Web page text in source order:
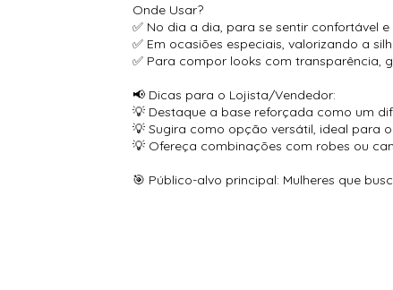
Onde Usar?
✅ No dia a dia, para se sentir confortável e
✅ Em ocasiões especiais, valorizando a
✅ Para compor looks com transparência,
📢 Dicas para o Lojista/Vendedor:
💡 Destaque a base reforçada como um
💡 Sugira como opção versátil, ideal para
💡 Ofereça combinações com robes ou
🎯 Público-alvo principal: Mulheres que